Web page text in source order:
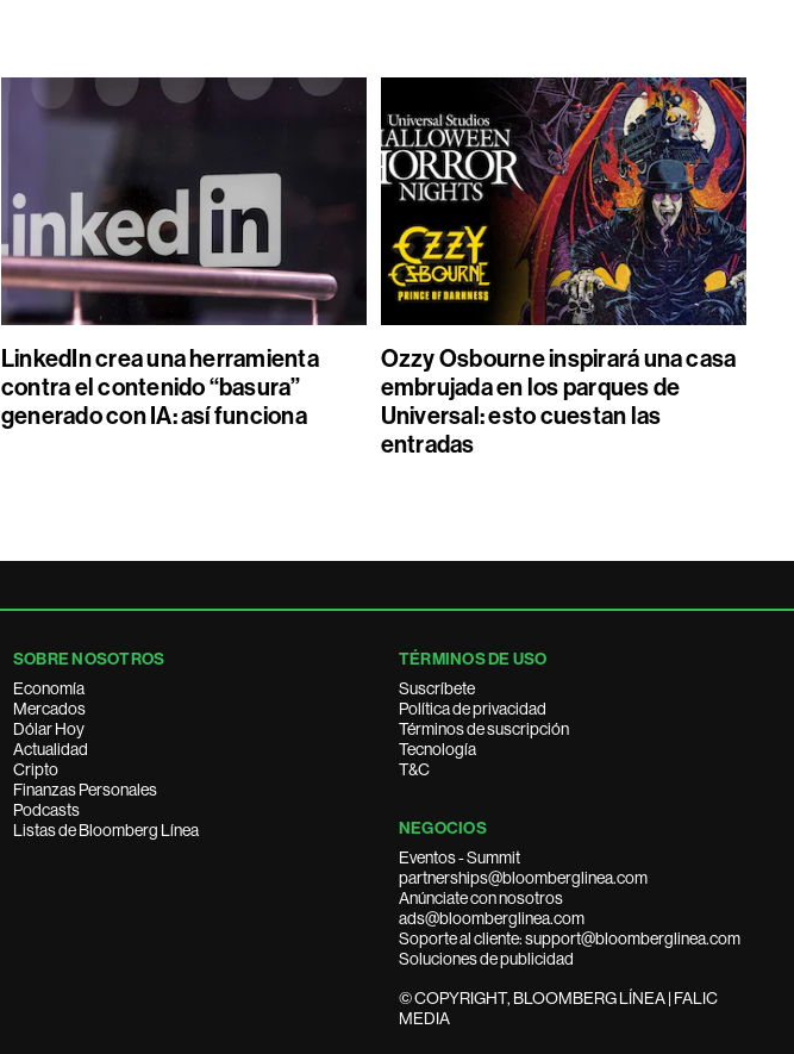
LinkedIn crea una herramienta
contra el contenido “basura”
generado con IA: así funciona
Ozzy Osbourne inspirará una casa
embrujada en los parques de
Universal: esto cuestan las
entradas
SOBRE NOSOTROS
Economía
Mercados
Dólar Hoy
Actualidad
Cripto
Finanzas Personales
Podcasts
Listas de Bloomberg Línea
TÉRMINOS DE USO
Suscríbete
Política de privacidad
Términos de suscripción
Tecnología
T&C
NEGOCIOS
Eventos - Summit
partnerships@bloomberglinea.com
Anúnciate con nosotros
ads@bloomberglinea.com
Soporte al cliente: support@bloomberglinea.com
Soluciones de publicidad
© COPYRIGHT, BLOOMBERG LÍNEA | FALIC
MEDIA